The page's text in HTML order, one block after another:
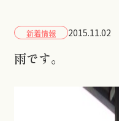
新着情報 2015.11.02
雨です。